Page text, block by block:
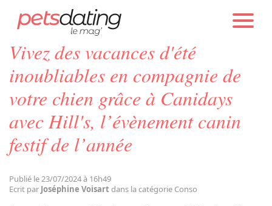
Chien
Chat
Faits Divers
PETS DATING ACTUALITÉS CONSO
Vivez des vacances d'été
inoubliables en compagnie de
votre chien grâce à Canidays
avec Hill's, l’évènement canin
festif de l’année
Publié le 23/07/2024 à 16h49
Ecrit par Joséphine Voisart dans la catégorie Conso